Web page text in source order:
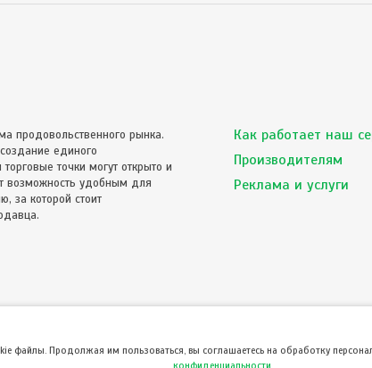
продовольственного рынка.
единого
точки могут открыто и
возможность удобным для
за которой стоит
Как работает наш
Производителям
Реклама и услуги
файлы. Продолжая им пользоваться, вы соглашаетесь на обработку
конфиденциальности